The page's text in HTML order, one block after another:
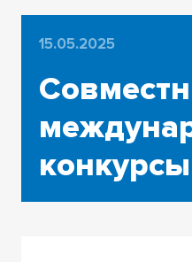
15.05.2025
конкурсы